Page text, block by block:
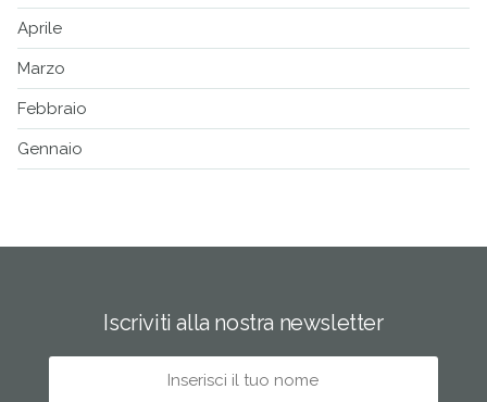
Aprile
Marzo
Febbraio
Gennaio
Iscriviti alla nostra newsletter